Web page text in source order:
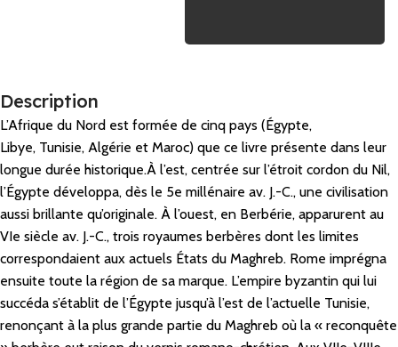
Description
L’Afrique du Nord est formée de cinq pays (Égypte,
Libye, Tunisie, Algérie et Maroc) que ce livre présente dans leur
longue durée historique.À l’est, centrée sur l’étroit cordon du Nil,
l’Égypte développa, dès le 5e millénaire av. J.-C., une civilisation
aussi brillante qu’originale. À l’ouest, en Berbérie, apparurent au
VIe siècle av. J.-C., trois royaumes berbères dont les limites
correspondaient aux actuels États du Maghreb. Rome imprégna
ensuite toute la région de sa marque. L’empire byzantin qui lui
succéda s’établit de l’Égypte jusqu’à l’est de l’actuelle Tunisie,
renonçant à la plus grande partie du Maghreb où la « reconquête